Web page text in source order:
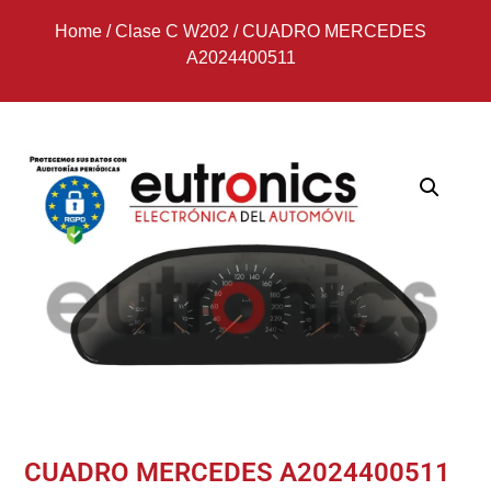
Home /Clase C W202 /CUADRO MERCEDES
A2024400511
CUADRO MERCEDES A2024400511